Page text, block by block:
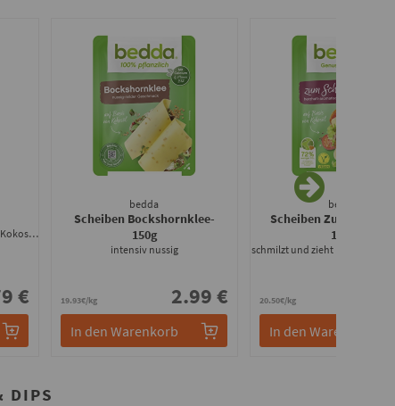
Vegane Streukäsealternative auf Kokosölbasis
€
bedda
Scheiben Bockshornklee-
150g
intensiv nussig
19.93€/kg 2.99 €
In den Warenkorb
bedda
Scheiben Zum
180g
schmilzt und zieht Fäden wie
20.50€/kg
In den Warenkorb